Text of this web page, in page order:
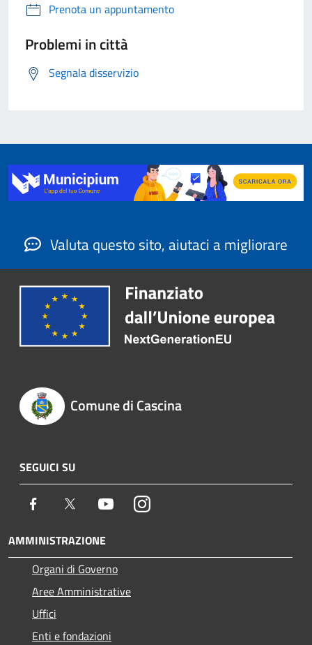
Prenota un appuntamento
Problemi in città
Segnala disservizio
Valuta questo sito, aiutaci a migliorare
Comune di Cascina
SEGUICI SU
Facebook Twitter YoutubeInstagram
AMMINISTRAZIONE
Organi di Governo
Aree Amministrative
Uffici
Enti e fondazioni